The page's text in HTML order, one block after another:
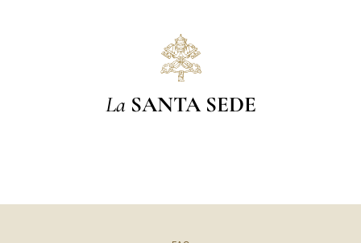
La SANTA SEDE